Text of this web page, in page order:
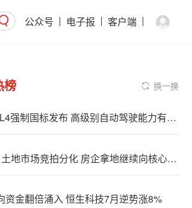
公众号 电子报 客户端
榜 换一换
L3/L4强制国标发布 高级别自动驾驶能力有望看齐“老司机”
7月土地市场竞拍分化 房企拿地继续向核心城市聚集
资金翻倍涌入 恒生科技7月逆势涨8%